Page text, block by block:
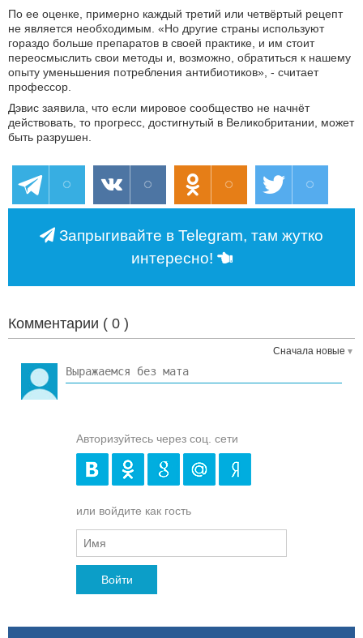
По ее оценке, примерно каждый третий или четвёртый рецепт
не является необходимым. «Но другие страны используют
гораздо больше препаратов в своей практике, и им стоит
переосмыслить свои методы и, возможно, обратиться к нашему
опыту уменьшения потребления антибиотиков», - считает
профессор.
Дэвис заявила, что если мировое сообщество не начнёт
действовать, то прогресс, достигнутый в Великобритании, может
быть разрушен.
Запрыгивайте в Telegram, там жутко
интересно!
Комментарии ( 0 )
Сначала новые
Авторизуйтесь через соц. сети
или войдите как гость
Войти